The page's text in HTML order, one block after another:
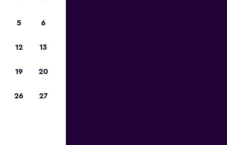
5 6
12 13
19 20
26 27